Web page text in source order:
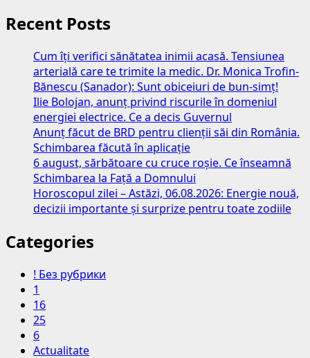
Recent Posts
Cum îți verifici sănătatea inimii acasă. Tensiunea
arterială care te trimite la medic. Dr. Monica Trofin-
Bănescu (Sanador): Sunt obiceiuri de bun-simț!
Ilie Bolojan, anunț privind riscurile în domeniul
energiei electrice. Ce a decis Guvernul
Anunț făcut de BRD pentru clienții săi din România.
Schimbarea făcută în aplicație
6 august, sărbătoare cu cruce roșie. Ce înseamnă
Schimbarea la Față a Domnului
Horoscopul zilei – Astăzi, 06.08.2026: Energie nouă,
decizii importante și surprize pentru toate zodiile
Categories
! Без рубрики
1
16
25
6
Actualitate